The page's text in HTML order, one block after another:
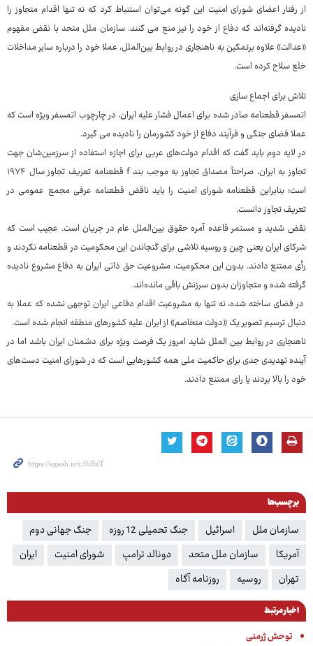
از رفتار اعضای شورای امنیت این گونه می‌توان استنباط کرد که نه تنها اقدام متجاوز را
نادیده گرفته‌اند که دفاع از خود را نیز منع می کنند. سازمان ملل متحد با نقض مفهوم
«عدالت» علاوه برتمکین به ناهنجاری در روابط بین‌الملل، عملا خود را درباره سایر مداخلات
خلع سلاح کرده است.
تلاش برای اجماع سازی
اتمسفر قطعنامه صادر شده برای اعمال فشار علیه ایران، در چارچوب اتمسفر ویژه است که
عملا فضای جنگی و فرآیند دفاع از خود کشورمان را نادیده می گیرد.
در لایه دوم باید گفت که اقدام دولت‌های عربی برای اجازه استفاده از سرزمین‌شان جهت
تجاوز به ایران، صراحتاً مصداق تجاوز به موجب بند f قطعنامه تعریف تجاوز سال ۱۹۷۴
است؛ بنابراین قطعنامه شورای امنیت را باید ناقض قطعنامه عرفی مجمع عمومی در
تعریف تجاوز دانست.
نقض شدید و مستمر قاعده آمره حقوق بین‌الملل عام در جریان است. عجیب است که
شرکای ایران یعنی چین و روسیه تلاشی برای گنجاندن این محکومیت در قطعنامه نکردند و
رأی ممتنع دادند. بدون این محکومیت، مشروعیت حق ذاتی ایران به دفاع مشروع نادیده
گرفته شده و متجاوزان بدون سرزنش باقی مانده‌اند.
در فضای ساخته شده، نه تنها به مشروعیت اقدام دفاعی ایران توجهی نشده که عملا به
دنبال ترسیم تصویر یک «دولت متخاصم» از ایران علیه کشورهای منطقه انجام شده است.
ناهنجاری در روابط بین الملل شاید امروز یک فرصت ویژه برای دشمنان ایران باشد اما در
آینده تهدیدی جدی برای حاکمیت ملی همه کشورهایی است که در شورای امنیت دست‌های
خود را بالا بردند یا رای ممتنع دادند.
برچسب‌ها
سازمان ملل اسرائیل جنگ تحمیلی 12 روزه
جنگ جهانی دوم
آمریکا
سازمان ملل متحد دونالد ترامپ شورای امنیت
ایران
تهران
روسیه روزنامه آگاه
اخبار مرتبط
توحش ژرمنی